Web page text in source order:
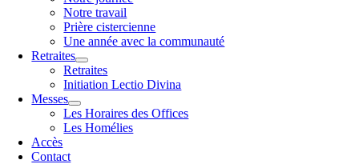
Notre travail
Prière cistercienne
Une année avec la communauté
Retraites
Retraites
Initiation Lectio Divina
Messes
Les Horaires des Offices
Les Homélies
Accès
Contact